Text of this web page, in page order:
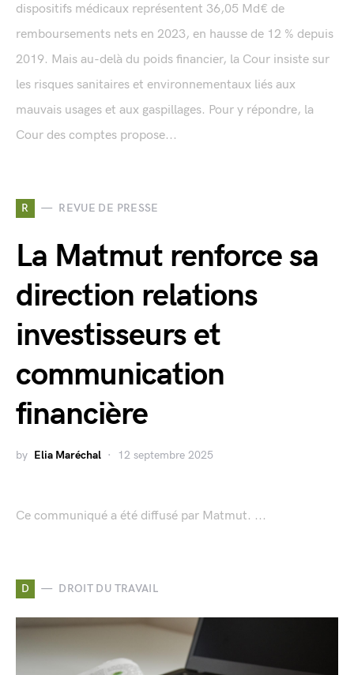
dispositifs médicaux représentent 36,05 Md€ de
remboursements nets en 2023, en hausse de 12 % depuis
2019. Mais au-delà du poids financier, la Cour insiste sur
les risques sanitaires et environnementaux liés aux
mauvais usages et aux gaspillages. Pour y répondre, la
Cour des comptes propose...
R REVUE DE PRESSE
La Matmut renforce sa
direction relations
investisseurs et
communication
financière
by Elia Maréchal 12 septembre 2025
Ce communiqué a été diffusé par Matmut. ...
D DROIT DU TRAVAIL